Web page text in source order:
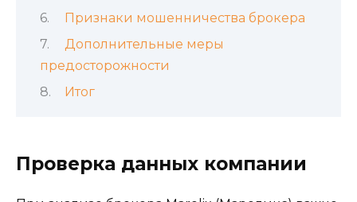
Признаки мошенничества брокера
Дополнительные меры
предосторожности
Итог
Проверка данных компании